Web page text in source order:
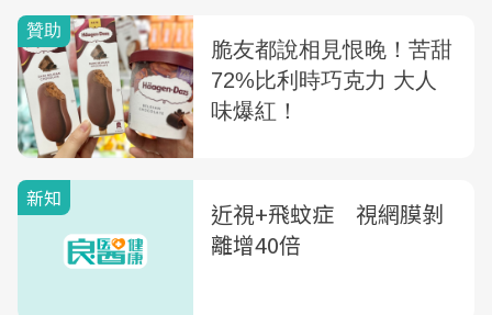
新知
近視+飛蚊症 視網膜剝
離增40倍